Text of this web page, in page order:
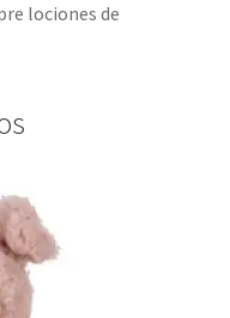
lociones de